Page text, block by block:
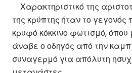
Χαρακτηριστικό της
της κρύπτης ήταν το γεγονός
κρυφό κόκκινο φωτισμό, όπου
άναβε ο οδηγός από την
συναγερμό για απόλυτη